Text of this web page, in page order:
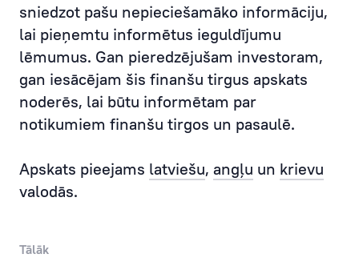
Serviss
Finanšu rezultāti
sniedzot pašu nepieciešamāko informāciju,
lai pieņemtu informētus ieguldījumu
lēmumus. Gan pieredzējušam investoram,
gan iesācējam šis finanšu tirgus apskats
noderēs, lai būtu informētam par
notikumiem finanšu tirgos un pasaulē.
Apskats pieejams latviešu, angļu un krievu
valodās.
Tālāk